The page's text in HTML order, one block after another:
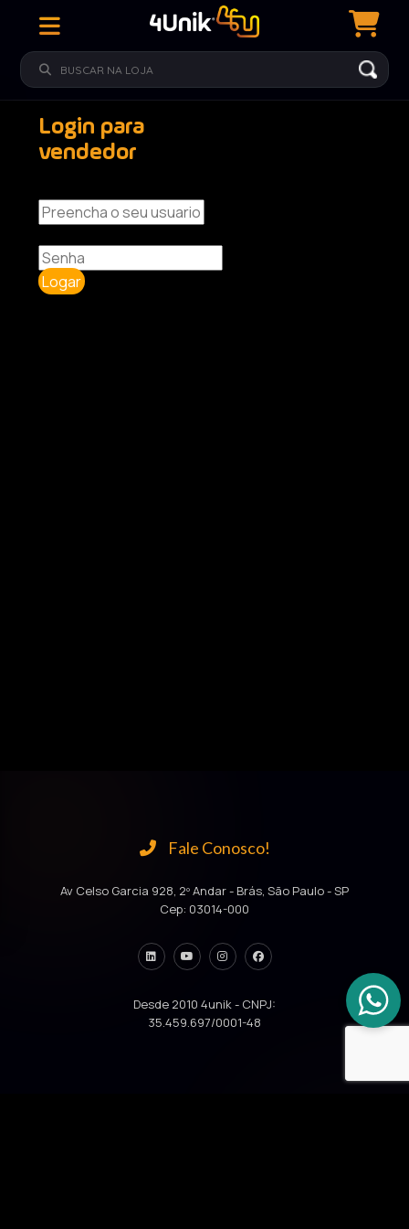
Login para
vendedor
Logar
Fale Conosco!
Av Celso Garcia 928, 2º Andar - Brás, São Paulo - SP
Cep: 03014-000
Desde 2010 4unik - CNPJ:
35.459.697/0001-48